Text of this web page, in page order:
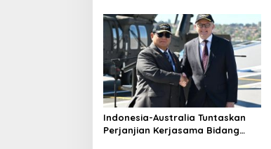
Indonesia-Australia Tuntaskan
Perjanjian Kerjasama Bidang